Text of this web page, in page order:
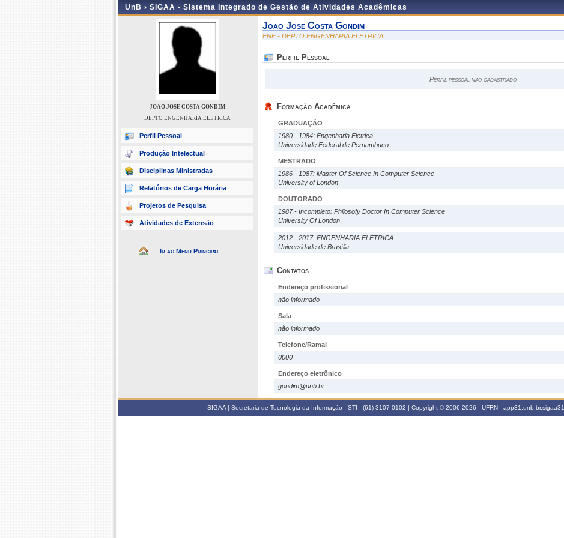
UnB › SIGAA - Sistema Integrado de Gestão de Atividades Acadêmicas
JOAO JOSE COSTA GONDIM
DEPTO ENGENHARIA ELETRICA
Perfil Pessoal
Produção Intelectual
Disciplinas Ministradas
Relatórios de Carga Horária
Projetos de Pesquisa
Atividades de Extensão
Ir ao Menu Principal
Joao Jose Costa Gondim
ENE - DEPTO ENGENHARIA ELETRICA
Perfil Pessoal
Perfil pessoal não cadastrado
Formação Acadêmica
GRADUAÇÃO
1980 - 1984: Engenharia Elétrica
Universidade Federal de Pernambuco
MESTRADO
1986 - 1987: Master Of Science In Computer Science
University of London
DOUTORADO
1987 - Incompleto: Philosofy Doctor In Computer Science
University Of London
2012 - 2017: ENGENHARIA ELÉTRICA
Universidade de Brasília
Contatos
Endereço profissional
não informado
Sala
não informado
Telefone/Ramal
0000
Endereço eletrônico
gondim@unb.br
SIGAA | Secretaria de Tecnologia da Informação - STI - (61) 3107-0102 | Copyright © 2006-2026 - UFRN - app31.unb.br.sigaa31